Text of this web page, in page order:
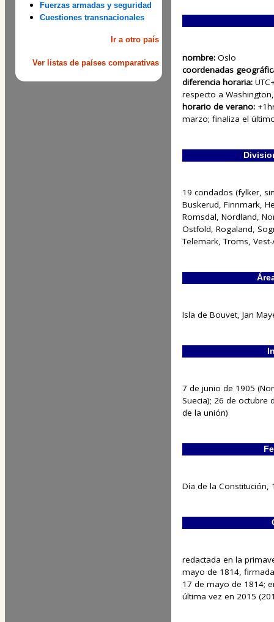
Fuerzas armadas y seguridad
Cuestiones transnacionales
Ir a otro país
Ver listas de países comparativas nombre: Oslo
coordenadas
diferencia horaria:
respecto a
horario de verano:
marzo; finaliza el
19 condados (fylker,
Buskerud, Finnmark,
Romsdal, Nordland,
Ostfold, Rogaland,
Telemark, Troms,
Isla de Bouvet, Jan
7 de junio de 1905
Suecia); 26 de octubre
de la unión)
Día de la Constitución,
redactada en la
mayo de 1814,
17 de mayo de 1814;
última vez en 2015